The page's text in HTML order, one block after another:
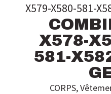
X579-X580-581-
X578-
581-
CORPS,